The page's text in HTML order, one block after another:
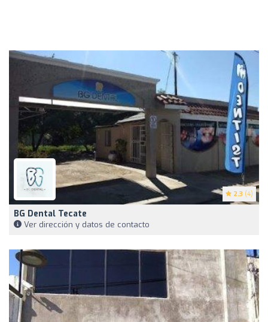
2.3 (4)
BG Dental Tecate
Ver dirección y datos de contacto